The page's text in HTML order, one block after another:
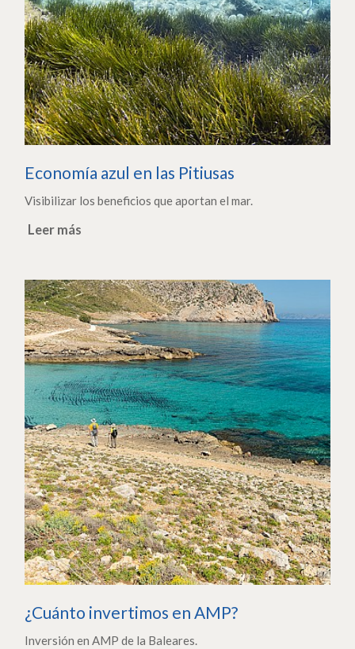
Economía azul en las Pitiusas
Visibilizar los beneficios que aportan el mar.
Leer más
¿Cuánto invertimos en AMP?
Inversión en AMP de la Baleares.